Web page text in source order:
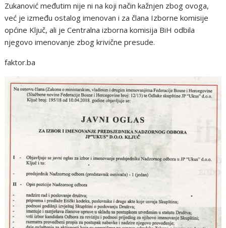
Zukanović međutim nije ni na koji način kažnjen zbog ovoga,
već je između ostalog imenovan i za člana Izborne komisije
općine Ključ, ali je Centralna izborna komisija BiH odbila
njegovo imenovanje zbog krivične presude.
faktor.ba